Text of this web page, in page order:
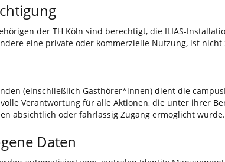
der TH Köln sind berechtigt, die ILIAS-
eine private oder kommerzielle Nutzung, ist nicht
(einschließlich Gasthörer*innen) dient die
Verantwortung für alle Aktionen, die unter ihrer
absichtlich oder fahrlässig Zugang ermöglicht wurde.
Daten